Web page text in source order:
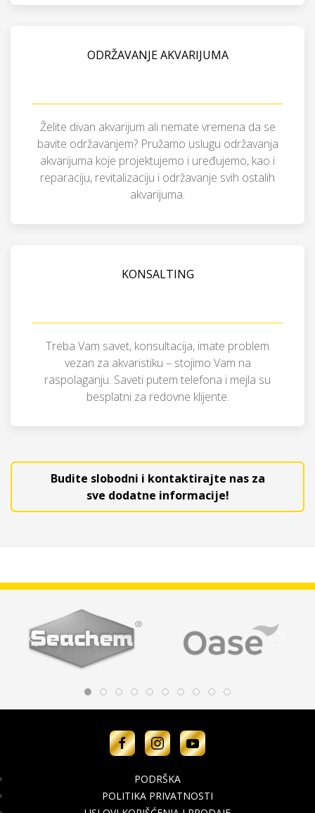
ODRŽAVANJE AKVARIJUMA
Želite divan akvarijum ali nemate vremena da se
bavite održavanjem? Pružamo uslugu održavanja
akvarijuma koje projektujemo i uređujemo, kao i
reparaciju, revitalizaciju i održavanje svih ostalih
akvarijuma.
KONSALTING
Treba Vam savet, konsultacija, imate problem
vezan za akvaristiku – stojimo Vam na
raspolaganju. Saveti putem telefona i mejla su
besplatni za redovne klijente.
Budite slobodni i kontaktirajte nas za
sve dodatne informacije!
PODRŠKA
POLITIKA PRIVATNOSTI